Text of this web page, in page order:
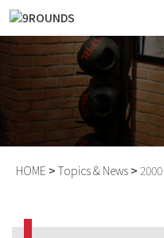
HOME Topics & News 2000